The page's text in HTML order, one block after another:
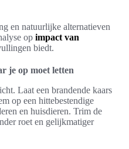
en natuurlijke alternatieven
op impact van
biedt.
je op moet letten
Laat een brandende kaars
op een hittebestendige
en huisdieren. Trim de
roet en gelijkmatiger